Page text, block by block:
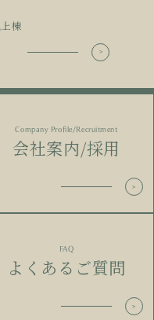
棟
Company Profile/Recruitment
会社案内/採用
FAQ
よくあるご質問